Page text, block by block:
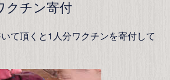
クチン寄付
て頂くと1人分ワクチンを寄付して